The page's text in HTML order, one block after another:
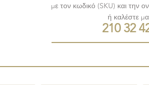
με τον κωδικό (SKU) και την
ή καλέστε
210 32